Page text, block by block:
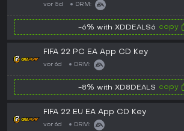
vor 5d DRM:
-6% with XDDEALS6 copy
FIFA 22 PC EA App CD Key
vor 6d DRM:
-8% with XD8DEALS copy
FIFA 22 EU EA App CD Key
vor 6d DRM: